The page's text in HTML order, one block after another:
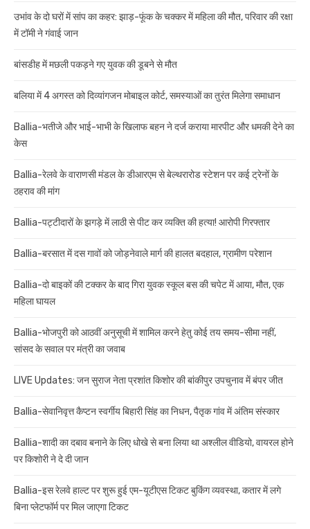
उभांव के दो घरों में सांप का कहर: झाड़-फूंक के चक्कर में महिला की मौत, परिवार की रक्षा
में टॉमी ने गंवाई जान
बांसडीह में मछली पकड़ने गए युवक की डूबने से मौत
बलिया में 4 अगस्त को दिव्यांगजन मोबाइल कोर्ट, समस्याओं का तुरंत मिलेगा समाधान
Ballia-भतीजे और भाई-भाभी के खिलाफ बहन ने दर्ज कराया मारपीट और धमकी देने का
केस
Ballia-रेलवे के वाराणसी मंडल के डीआरएम से बेल्थरारोड स्टेशन पर कई ट्रेनों के
ठहराव की मांग
Ballia-पट्टीदारों के झगड़े में लाठी से पीट कर व्यक्ति की हत्या! आरोपी गिरफ्तार
Ballia-बरसात में दस गावों को जोड़नेवाले मार्ग की हालत बदहाल, ग्रामीण परेशान
Ballia-दो बाइकों की टक्कर के बाद गिरा युवक स्कूल बस की चपेट में आया, मौत, एक
महिला घायल
Ballia-भोजपुरी को आठवीं अनुसूची में शामिल करने हेतु कोई तय समय-सीमा नहीं,
सांसद के सवाल पर मंत्री का जवाब
LIVE Updates: जन सुराज नेता प्रशांत किशोर की बांकीपुर उपचुनाव में बंपर जीत
Ballia-सेवानिवृत्त कैप्टन स्वर्गीय बिहारी सिंह का निधन, पैतृक गांव में अंतिम संस्कार
Ballia-शादी का दबाव बनाने के लिए धोखे से बना लिया था अश्लील वीडियो, वायरल होने
पर किशोरी ने दे दी जान
Ballia-इस रेलवे हाल्ट पर शुरू हुई एम-यूटीएस टिकट बुकिंग व्यवस्था, कतार में लगे
बिना प्लेटफॉर्म पर मिल जाएगा टिकट